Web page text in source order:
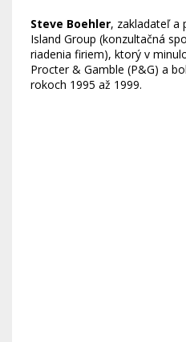
Steve Boehler, zakladateľ a
Island Group (konzultačná
riadenia firiem), ktorý v
Procter & Gamble (P&G) a
rokoch 1995 až 1999.